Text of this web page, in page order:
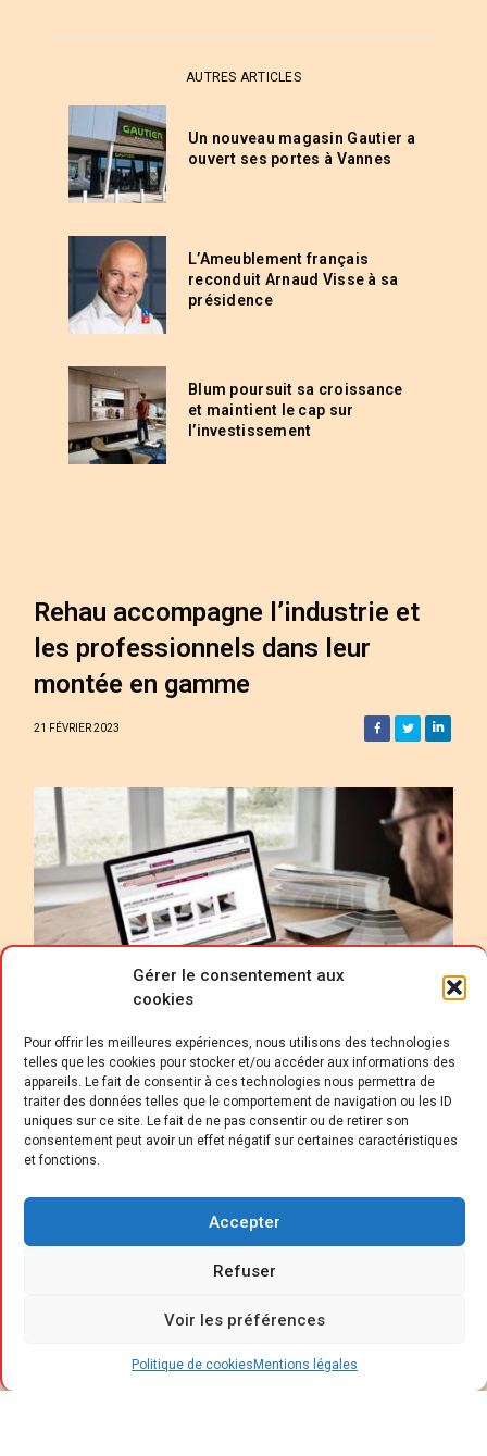
Gérer le consentement aux
cookies
Pour offrir les meilleures expériences, nous utilisons des technologies
telles que les cookies pour stocker et/ou accéder aux informations des
appareils. Le fait de consentir à ces technologies nous permettra de
traiter des données telles que le comportement de navigation ou les ID
uniques sur ce site. Le fait de ne pas consentir ou de retirer son
consentement peut avoir un effet négatif sur certaines caractéristiques
et fonctions.
Accepter
Refuser
Voir les préférences
Politique de cookies Mentions légales
AUTRES ARTICLES
Un nouveau magasin Gautier a
ouvert ses portes à Vannes
L’Ameublement français
reconduit Arnaud Visse à sa
présidence
Blum poursuit sa croissance
et maintient le cap sur
l’investissement
Rehau accompagne l’industrie et
les professionnels dans leur
montée en gamme
21 FÉVRIER 2023
R
des polymères et fournisseur leader
de composants pour l’industrie du
meuble, veut, au-delà de son cœur de
plus près de leurs attentes, tant en matière de